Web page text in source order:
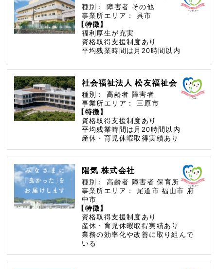
種別： 障害者 その他
事業所エリア：
呉市
【特徴】
福利厚生が充実
資格取得支援制度あり
平均残業時間は月20時間以内
社会福祉法人 松友福祉会
種別： 高齢者 障害者
事業所エリア：
三原市
【特徴】
資格取得支援制度あり
平均残業時間は月20時間以内
産休・育児休暇取得実績あり
陽気 株式会社
種別： 高齢者 障害者保育所
事業所エリア：
尾道市福山市 府
中市
【特徴】
資格取得支援制度あり
産休・育児休暇取得実績あり
業務の効率化や改善に取り組んで
いる